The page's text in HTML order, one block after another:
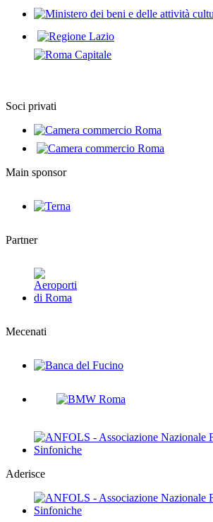
Soci privati
Main sponsor
Partner
Mecenati
Aderisce